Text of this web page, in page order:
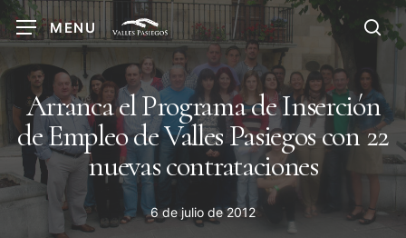
Skip
to
main
content
MENU
Arranca el Programa de Inserción
de Empleo de Valles Pasiegos con 22
nuevas contrataciones
6 de julio de 2012